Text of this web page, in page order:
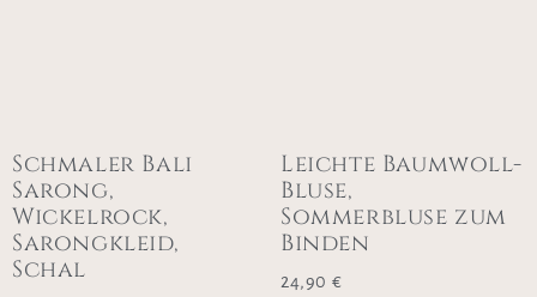
Schmaler Bali
Sarong,
Wickelrock,
Sarongkleid,
Schal
Leichte Baumwoll-
Bluse,
Sommerbluse zum
Binden
24,90 €